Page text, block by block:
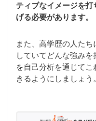
ティブなイメージを
げる必要があります。
また、高学歴の人た
していてどんな強み
を自己分析を通じて
きるようにしましょう。